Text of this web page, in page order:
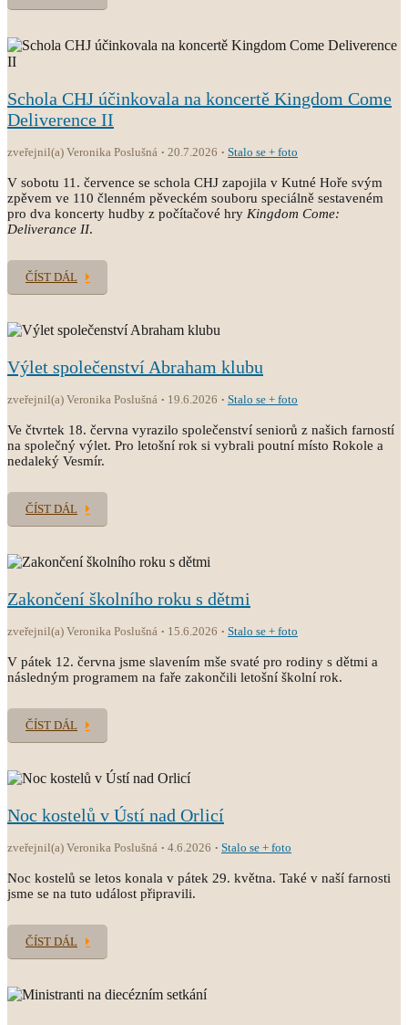
Schola CHJ účinkovala na koncertě Kingdom Come
Deliverence II
zveřejnil(a) Veronika Poslušná 20.7.2026 Stalo se + foto
V sobotu 11. července se schola CHJ zapojila v Kutné Hoře svým
zpěvem ve 110 členném pěveckém souboru speciálně sestaveném
pro dva koncerty hudby z počítačové hry Kingdom Come:
Deliverance II.
ČÍST DÁL
Výlet společenství Abraham klubu
zveřejnil(a) Veronika Poslušná 19.6.2026 Stalo se + foto
Ve čtvrtek 18. června vyrazilo společenství seniorů z našich farností
na společný výlet. Pro letošní rok si vybrali poutní místo Rokole a
nedaleký Vesmír.
ČÍST DÁL
Zakončení školního roku s dětmi
zveřejnil(a) Veronika Poslušná 15.6.2026 Stalo se + foto
V pátek 12. června jsme slavením mše svaté pro rodiny s dětmi a
následným programem na faře zakončili letošní školní rok.
ČÍST DÁL
Noc kostelů v Ústí nad Orlicí
zveřejnil(a) Veronika Poslušná 4.6.2026 Stalo se + foto
Noc kostelů se letos konala v pátek 29. května. Také v naší farnosti
jsme se na tuto událost připravili.
ČÍST DÁL